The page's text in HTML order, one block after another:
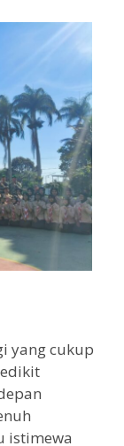
yang cukup
istimewa